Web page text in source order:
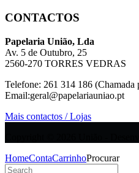
CONTACTOS
Papelaria União, Lda
Av. 5 de Outubro, 25
2560-270 TORRES VEDRAS
Telefone: 261 314 186 (Chamada
Email:geral@papelariauniao.pt
Mais contactos / Lojas
HomeContaCarrinhoProcurar